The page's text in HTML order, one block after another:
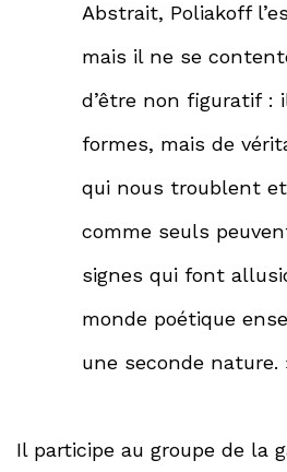
Abstrait, Poliakoff
mais il ne se
d’être non figuratif :
formes, mais de
qui nous troublent
comme seuls
signes qui font
monde poétique
une seconde nature.
Il participe au groupe de la